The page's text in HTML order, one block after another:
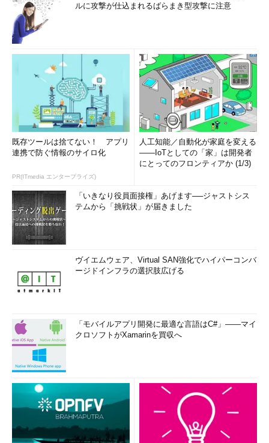
ルに攻撃が仕込まれるばらまき型攻撃に注意
既存ツールは捨てない！ アプリ
連携で防ぐ情報のサイロ化
PR(ITmedia エンタープライズ)
人工知能／自動化が家庭を変える
――IoTとしての「家」は開発者
にとってのフロンティアか (1/3)
「いきなり役員面接権」あげます──ジャストシス
テムから「挑戦状」が届きました
ヴイエムウェア、Virtual SAN強化でハイパーコンバ
ージドインフラの選択肢広げる
「モバイルアプリ開発に最適な言語はC#」――マイ
クロソフトがXamarinを買収へ